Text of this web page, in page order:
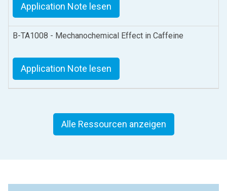
Application Note lesen
B-TA1008 - Mechanochemical Effect in Caffeine
Application Note lesen
Alle Ressourcen anzeigen